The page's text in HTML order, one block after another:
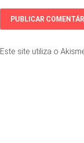
Este site utiliza o